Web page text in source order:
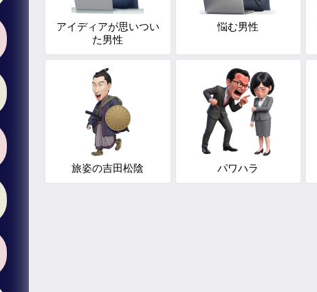
アイディアが思いつい
た男性
悩む男性
旅姿の吉田松陰 パワハラ